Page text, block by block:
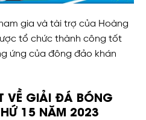
gia và tài trợ của Hoàng
tổ chức thành công tốt
ứng của đông đảo khán
VỀ GIẢI ĐÁ BÓNG
15 NĂM 2023